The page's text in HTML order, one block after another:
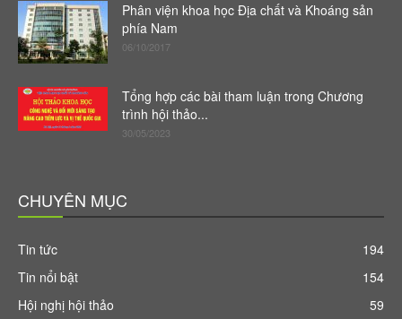
Phân viện khoa học Địa chất và Khoáng sản
phía Nam
06/10/2017
Tổng hợp các bài tham luận trong Chương
trình hội thảo...
30/05/2023
CHUYÊN MỤC
Tin tức
194
Tin nổi bật
154
Hội nghị hội thảo
59